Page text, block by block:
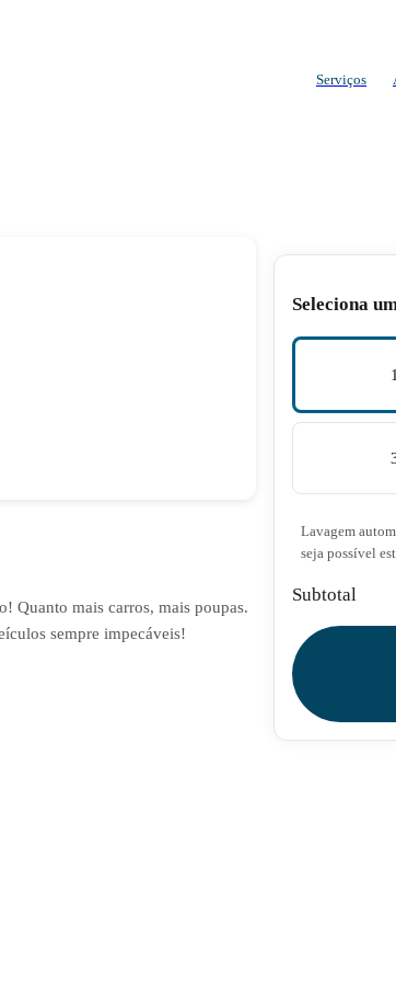
Serviços
Quanto mais carros, mais poupas.
sempre impecáveis!
Seleciona
Lavagem
seja possível
Subtotal